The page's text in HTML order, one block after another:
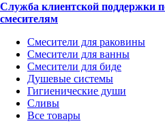
Служба клиентской поддержки
смесителям
Смесители для раковины
Смесители для ванны
Смесители для биде
Душевые системы
Гигиенические души
Сливы
Все товары